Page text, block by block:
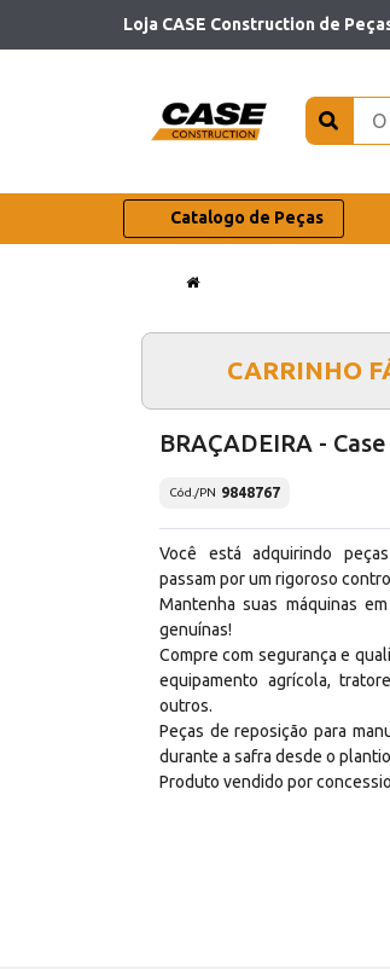
Loja CASE Construction de
Catalogo de Peças
CARRINHO
BRAÇADEIRA - Case
Cód./PN 9848767
Você está adquirindo
passam por um rigoroso
Mantenha suas máquinas
genuínas!
Compre com segurança e
equipamento agrícola,
outros.
Peças de reposição para
durante a safra desde o
Produto vendido por